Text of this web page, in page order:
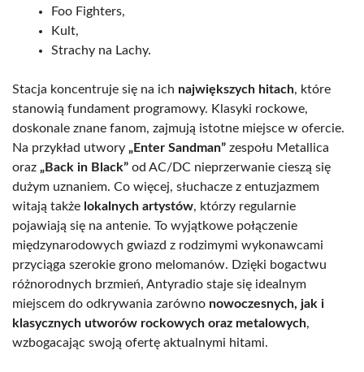
Foo Fighters,
Kult,
Strachy na Lachy.
Stacja koncentruje się na ich największych hitach, które
stanowią fundament programowy. Klasyki rockowe,
doskonale znane fanom, zajmują istotne miejsce w ofercie.
Na przykład utwory „Enter Sandman” zespołu Metallica
oraz „Back in Black” od AC/DC nieprzerwanie cieszą się
dużym uznaniem. Co więcej, słuchacze z entuzjazmem
witają także lokalnych artystów, którzy regularnie
pojawiają się na antenie. To wyjątkowe połączenie
międzynarodowych gwiazd z rodzimymi wykonawcami
przyciąga szerokie grono melomanów. Dzięki bogactwu
różnorodnych brzmień, Antyradio staje się idealnym
miejscem do odkrywania zarówno nowoczesnych, jak i
klasycznych utworów rockowych oraz metalowych,
wzbogacając swoją ofertę aktualnymi hitami.